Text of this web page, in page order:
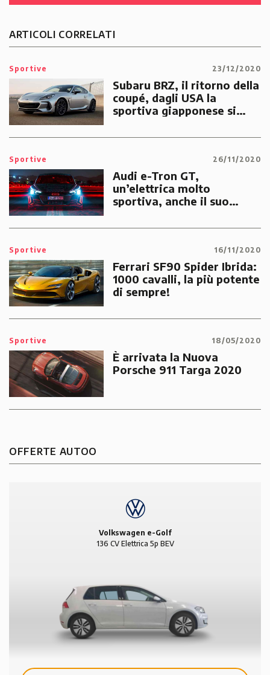
ARTICOLI CORRELATI
Sportive 23/12/2020
Subaru BRZ, il ritorno della
coupé, dagli USA la
sportiva giapponese si
Sportive 26/11/2020
Audi e-Tron GT,
un’elettrica molto
sportiva, anche il suo
raffinato.
Sportive 16/11/2020
Ferrari SF90 Spider Ibrida:
1000 cavalli, la più potente
di sempre!
Sportive 18/05/2020
È arrivata la Nuova
Porsche 911 Targa 2020
OFFERTE AUTOO
Volkswagen e-Golf
136 CV Elettrica 5p BEV